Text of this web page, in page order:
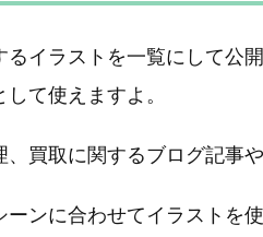
るイラストを一覧にして公開
て使えますよ。
、買取に関するブログ記事
ーンに合わせてイラストを